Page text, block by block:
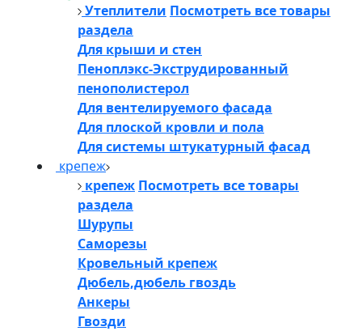
Утеплители Посмотреть все товары
раздела
Для крыши и стен
Пеноплэкс-Экструдированный
пенополистерол
Для вентелируемого фасада
Для плоской кровли и пола
Для системы штукатурный фасад
крепеж
крепеж Посмотреть все товары
раздела
Шурупы
Саморезы
Кровельный крепеж
Дюбель,дюбель гвоздь
Анкеры
Гвозди